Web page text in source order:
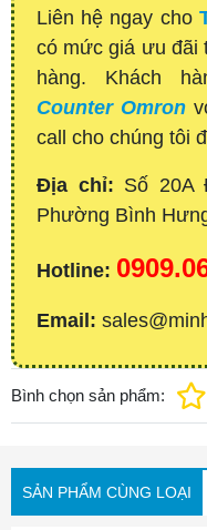
Liên hệ ngay cho
có mức giá ưu đãi
hàng. Khách
Counter Omron
call cho chúng tôi
Địa chỉ: Số 20A
Phường Bình
Hotline:
Email:
Bình chọn sản phẩm:
SẢN PHẨM CÙNG LOẠI